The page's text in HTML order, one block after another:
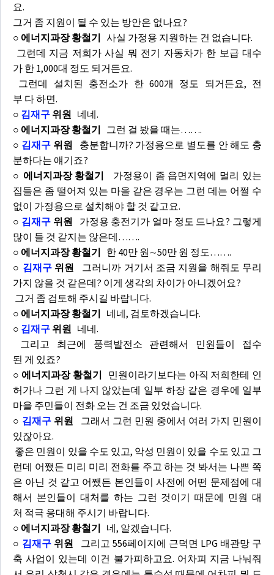
요.
그거 좀 지원이 될 수 있는 방안은 없나요?
○ 에너지과장 황철기 사실 가정용 지원하는 건 없습니다.
그런데 지금 저희가 사실 뭐 전기 자동차가 한 보급 대수
가 한 1,000대 정도 되거든요.
그런데 설치된 충전소가 한 600개 정도 되거든요, 전
부 다 하면.
○ 김재구 위원 네네.
○ 에너지과장 황철기 그런 걸 봤을 때는…….
○ 김재구 위원 충분합니까? 가정용으로 별도를 안 해도 충
분하다는 얘기죠?
○ 에너지과장 황철기
가정용이 좀 읍면지역에 멀리 있는
집들은 좀 떨어져 있는 마을 같은 경우는 그런 데는 어쩔 수
없이 가정용으로 설치해야 할 것 같고요.
○ 김재구 위원 가정용 충전기가 얼마 정도 드나요? 그렇게
많이 들 것 같지는 않은데…….
○ 에너지과장 황철기 한 40만 원∼50만 원 정도…….
○ 김재구위원
그러니까 거기서 조금 지원을 해줘도 무리
가지 않을 것 같은데? 이게 생각의 차이가 아니겠어요?
그거 좀 검토해 주시길 바랍니다.
○ 에너지과장 황철기 네네, 검토하겠습니다.
○ 김재구 위원 네네.
그리고 최근에 풍력발전소 관련해서 민원들이 접수
된 게 있죠?
○ 에너지과장 황철기 민원이라기보다는 아직 저희한테 인
허가나 그런 게 나지 않았는데 일부 하장 같은 경우에 일부
마을 주민들이 전화 오는 건 조금 있었습니다.
○ 김재구 위원 그래서 그런 민원 중에서 여러 가지 민원이
있잖아요.
좋은 민원이 있을 수도 있고, 악성 민원이 있을 수도 있고 그
런데 어쨌든 미리 미리 전화를 주고 하는 것 봐서는 나쁜 쪽
은 아닌 것 같고 어쨌든 본인들이 사전에 어떤 문제점에 대
해서 본인들이 대처를 하는 그런 것이기 때문에 민원 대
처 적극 응대해 주시기 바랍니다.
○ 에너지과장 황철기 네, 알겠습니다.
○ 김재구 위원 그리고 556페이지에 근덕면 LPG 배관망 구
축 사업이 있는데 이건 불가피하고요. 어차피 지금 나눠줘